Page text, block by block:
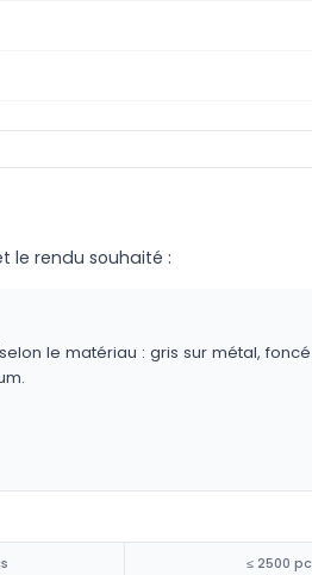
le rendu souhaité :
le matériau : gris sur métal,
≤ 2500